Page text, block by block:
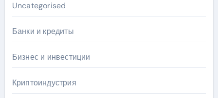
Uncategorised
Банки и кредиты
Бизнес и инвестиции
Криптоиндустрия